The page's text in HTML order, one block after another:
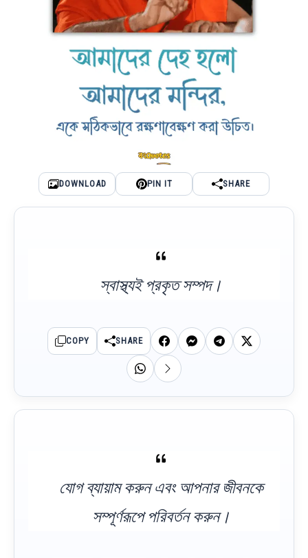
DOWNLOAD PIN IT SHARE
স্বাস্থ্যই প্রকৃত সম্পদ।
COPY SHARE
যোগ ব্যায়াম করুন এবং আপনার জীবনকে
সম্পূর্ণরূপে পরিবর্তন করুন।